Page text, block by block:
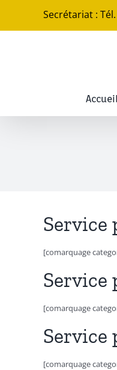
contenu
Secrétariat :
Accueil
Service
[comarquage
Service
[comarquage
Service
[comarquage